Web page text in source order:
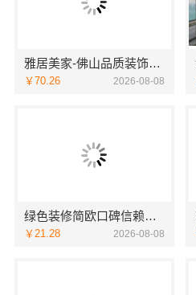
雅居美家-佛山品质装饰家装设计首选品牌
￥70.26 2026-08-08
绿色装修简欧口碑信赖江西尚宅尚品新型环保材料有限公司
￥21.28 2026-08-08